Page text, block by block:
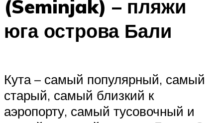
(Seminjak) – пляжи
юга острова Бали
Кута – самый популярный, самый
старый, самый близкий к
аэропорту, самый тусовочный и